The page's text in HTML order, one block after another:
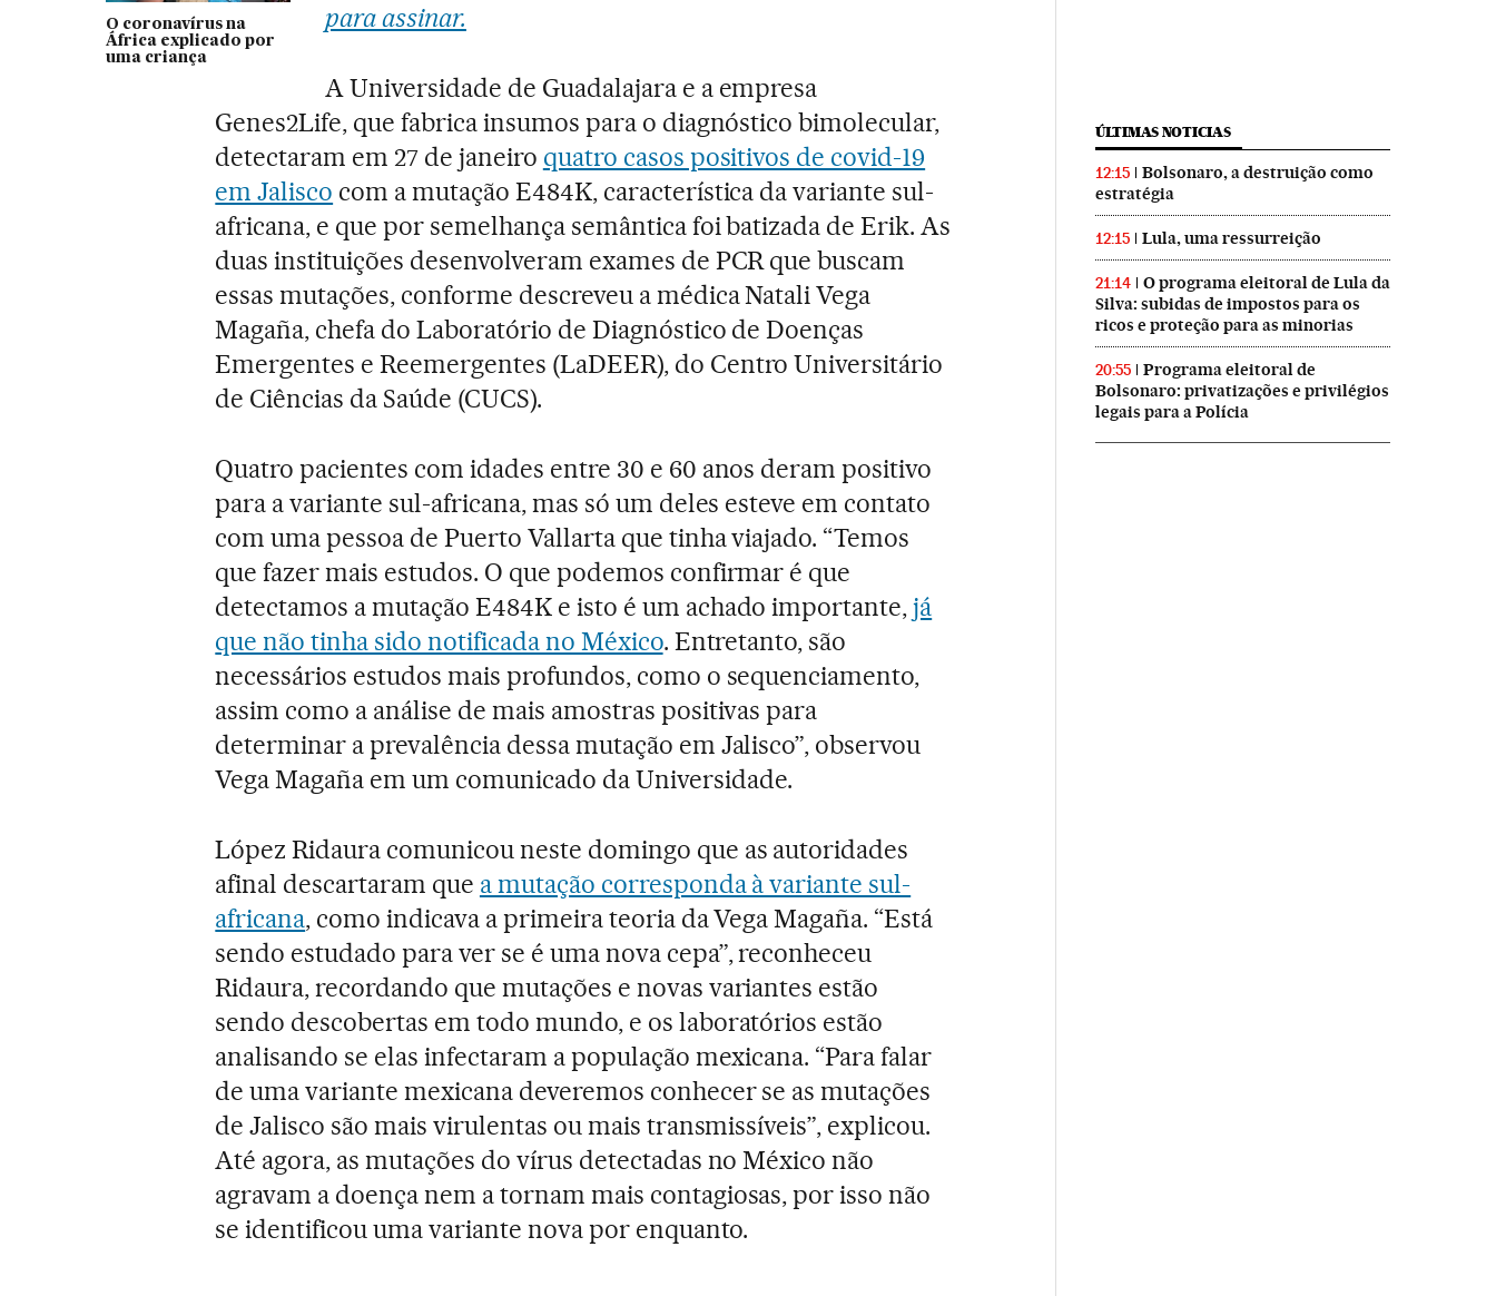
O coronavírus na
África explicado por
uma criança
para assinar.
A Universidade de Guadalajara e a empresa
Genes2Life, que fabrica insumos para o diagnóstico bimolecular,
detectaram em 27 de janeiro quatro casos positivos de covid-19
em Jalisco com a mutação E484K, característica da variante sul-
africana, e que por semelhança semântica foi batizada de Erik. As
duas instituições desenvolveram exames de PCR que buscam
essas mutações, conforme descreveu a médica Natali Vega
Magaña, chefa do Laboratório de Diagnóstico de Doenças
Emergentes e Reemergentes (LaDEER), do Centro Universitário
de Ciências da Saúde (CUCS).
Quatro pacientes com idades entre 30 e 60 anos deram positivo
para a variante sul-africana, mas só um deles esteve em contato
com uma pessoa de Puerto Vallarta que tinha viajado. “Temos
que fazer mais estudos. O que podemos confirmar é que
detectamos a mutação E484K e isto é um achado importante,já
que não tinha sido notificada no México. Entretanto, são
necessários estudos mais profundos, como o sequenciamento,
assim como a análise de mais amostras positivas para
determinar a prevalência dessa mutação em Jalisco”, observou
Vega Magaña em um comunicado da Universidade.
López Ridaura comunicou neste domingo que as autoridades
afinal descartaram que a mutação corresponda à variante sul-
africana, como indicava a primeira teoria da Vega Magaña. “Está
sendo estudado para ver se é uma nova cepa”, reconheceu
Ridaura, recordando que mutações e novas variantes estão
sendo descobertas em todo mundo, e os laboratórios estão
analisando se elas infectaram a população mexicana. “Para falar
de uma variante mexicana deveremos conhecer se as mutações
de Jalisco são mais virulentas ou mais transmissíveis”, explicou.
Até agora, as mutações do vírus detectadas no México não
agravam a doença nem a tornam mais contagiosas, por isso não
se identificou uma variante nova por enquanto.
ÚLTIMAS NOTICIAS
12:15
Bolsonaro, a destruição como
estratégia
12:15 Lula, uma ressurreição
21:14
O programa eleitoral de Lula da
Silva: subidas de impostos para os
ricos e proteção para as minorias
20:55
Programa eleitoral de
Bolsonaro: privatizações e privilégios
legais para a Polícia